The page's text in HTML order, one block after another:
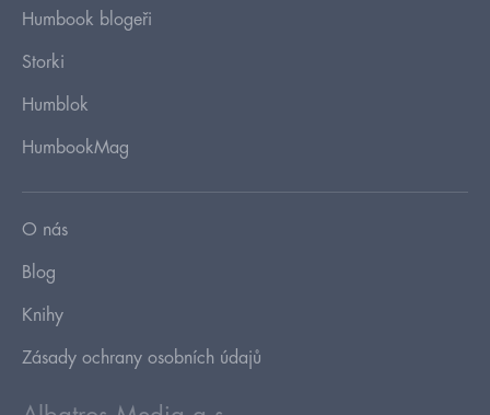
Humbook blogeři
Storki
Humblok
HumbookMag
O nás
Blog
Knihy
Zásady ochrany osobních údajů